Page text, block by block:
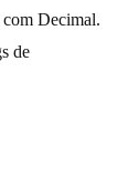
Decimal.
de